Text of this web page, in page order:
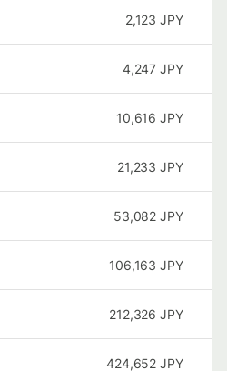
2,123 JPY
4,247 JPY
10,616 JPY
21,233 JPY
53,082 JPY
106,163 JPY
212,326 JPY
424,652 JPY